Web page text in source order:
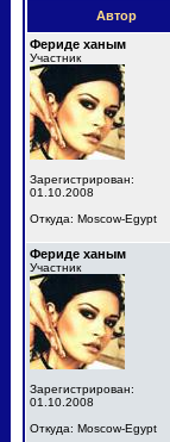
Автор
Фериде ханым
Участник
Зарегистрирован:
01.10.2008
Откуда: Moscow-Egypt
Фериде ханым
Участник
Зарегистрирован:
01.10.2008
Откуда: Moscow-Egypt